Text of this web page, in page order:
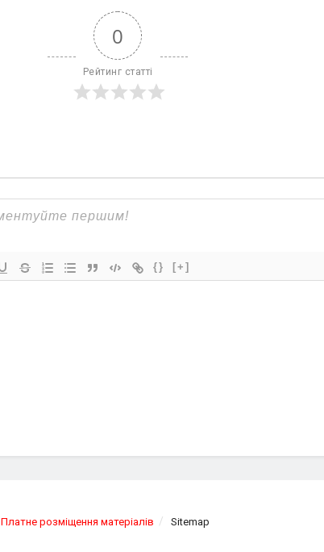
0
Рейтинг статті
{} [+]
Платне розміщення матеріалів Sitemap